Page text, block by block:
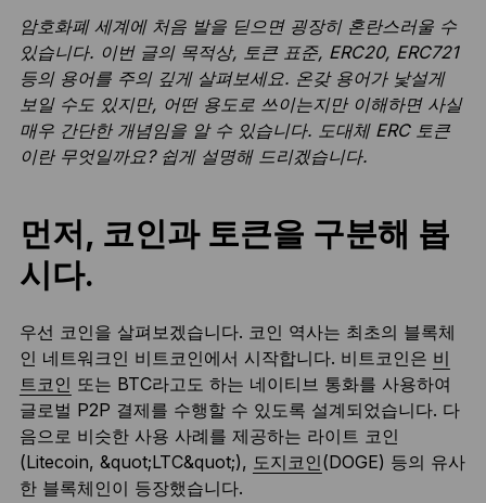
암호화폐 세계에 처음 발을 딛으면 굉장히 혼란스러울 수
있습니다. 이번 글의 목적상, 토큰 표준, ERC20, ERC721
등의 용어를 주의 깊게 살펴보세요. 온갖 용어가 낯설게
보일 수도 있지만, 어떤 용도로 쓰이는지만 이해하면 사실
매우 간단한 개념임을 알 수 있습니다. 도대체 ERC 토큰
이란 무엇일까요? 쉽게 설명해 드리겠습니다.
먼저, 코인과 토큰을 구분해 봅
시다.
우선 코인을 살펴보겠습니다. 코인 역사는 최초의 블록체
인 네트워크인 비트코인에서 시작합니다. 비트코인은 비
트코인 또는 BTC라고도 하는 네이티브 통화를 사용하여
글로벌 P2P 결제를 수행할 수 있도록 설계되었습니다. 다
음으로 비슷한 사용 사례를 제공하는 라이트 코인
(Litecoin, &quot;LTC&quot;), 도지코인(DOGE) 등의 유사
한 블록체인이 등장했습니다.